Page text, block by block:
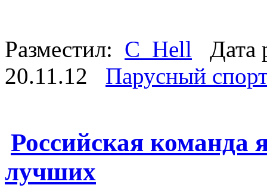
Разместил: C_Hell Дата
20.11.12 Парусный
Российская команда
лучших